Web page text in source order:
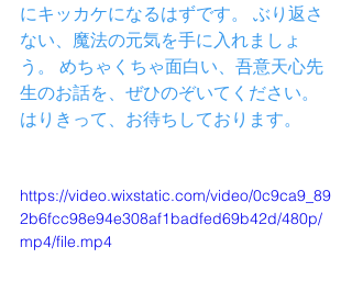
にキッカケになるはずです。 ぶり返さ
ない、魔法の元気を手に入れましょ
う。 めちゃくちゃ面白い、吾意天心先
生のお話を、ぜひのぞいてください。
はりきって、お待ちしております。
https://video.wixstatic.com/video/0c9ca9_89
2b6fcc98e94e308af1badfed69b42d/480p/
mp4/file.mp4